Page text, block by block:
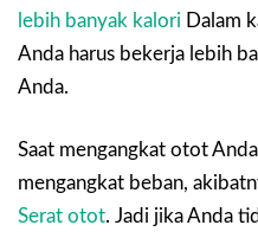
lebih banyak kalori Dalam
Anda harus bekerja lebih
Anda.
Saat mengangkat otot
mengangkat beban,
Serat otot. Jadi jika Anda